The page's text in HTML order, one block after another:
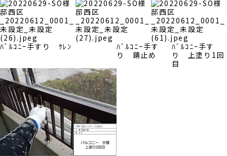
ﾊﾞﾙｺﾆｰ手すり ｹﾚﾝ
ﾊﾞﾙｺﾆｰ手す
り 錆止め
ﾊﾞﾙｺﾆｰ手す
り 上塗り1回
目